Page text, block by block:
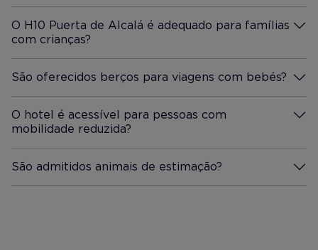
O H10 Puerta de Alcalá é adequado para famílias
com crianças?
Mais Informação
São oferecidos berços para viagens com bebés?
Mais Informação
O hotel é acessível para pessoas com
mobilidade reduzida?
Mais Informação
São admitidos animais de estimação?
Mais Informação